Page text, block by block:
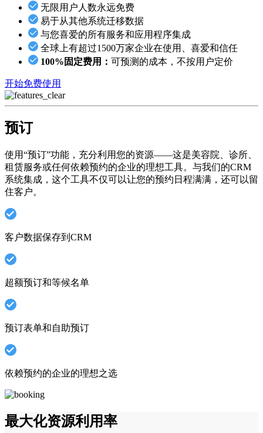
无限用户人数永远免费
易于从其他系统迁移数据
与您喜爱的所有服务和应用程序集成
全球上有超过1500万家企业在使用、喜爱和信任
100%固定费用： 可预测的成本，不按用户定价
开始免费使用
预订
使用“预订”功能，充分利用您的资源——这是美容院、诊所、
租赁服务或任何依赖预约的企业的理想工具。与我们的CRM
系统集成，这个工具不仅可以让您的预约日程满满，还可以留
住客户。
客户数据保存到CRM
超额预订和等候名单
预订表单和自助预订
依赖预约的企业的理想之选
最大化资源利用率